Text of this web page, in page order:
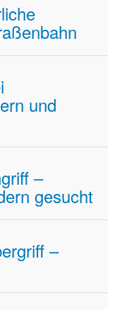
und
–
gesucht
–